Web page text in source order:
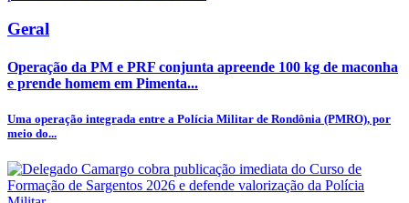
Geral
Operação da PM e PRF conjunta apreende 100 kg de maconha
e prende homem em Pimenta...
Uma operação integrada entre a Polícia Militar de Rondônia (PMRO), por
meio do...